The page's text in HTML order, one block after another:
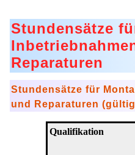
Stundensätze
Reparaturen
Stundensätze für
und Reparaturen
Qualifikation